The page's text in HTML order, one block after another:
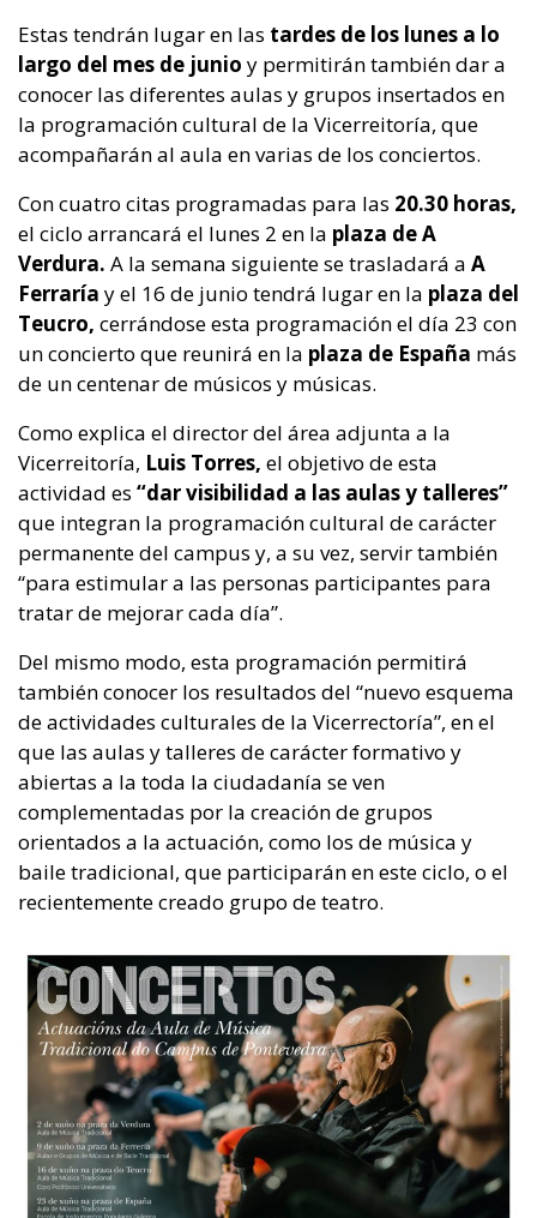
Estas tendrán lugar en las tardes de los lunes a lo
largo del mes de junio y permitirán también dar a
conocer las diferentes aulas y grupos insertados en
la programación cultural de la Vicerreitoría, que
acompañarán al aula en varias de los conciertos.
Con cuatro citas programadas para las 20.30 horas,
el ciclo arrancará el lunes 2 en la plaza de A
Verdura. A la semana siguiente se trasladará a A
Ferraría y el 16 de junio tendrá lugar en la plaza del
Teucro, cerrándose esta programación el día 23 con
un concierto que reunirá en la plaza de España más
de un centenar de músicos y músicas.
Como explica el director del área adjunta a la
Vicerreitoría, Luis Torres, el objetivo de esta
actividad es “dar visibilidad a las aulas y talleres”
que integran la programación cultural de carácter
permanente del campus y, a su vez, servir también
“para estimular a las personas participantes para
tratar de mejorar cada día”.
Del mismo modo, esta programación permitirá
también conocer los resultados del “nuevo esquema
de actividades culturales de la Vicerrectoría”, en el
que las aulas y talleres de carácter formativo y
abiertas a la toda la ciudadanía se ven
complementadas por la creación de grupos
orientados a la actuación, como los de música y
baile tradicional, que participarán en este ciclo, o el
recientemente creado grupo de teatro.